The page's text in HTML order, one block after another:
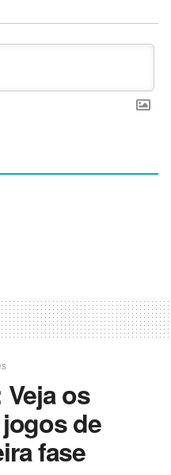
os
de
fase